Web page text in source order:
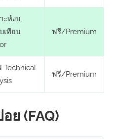
ะห์งบ,
เทียบ
ฟรี/Premium
Technical
ฟรี/Premium
ย (FAQ)